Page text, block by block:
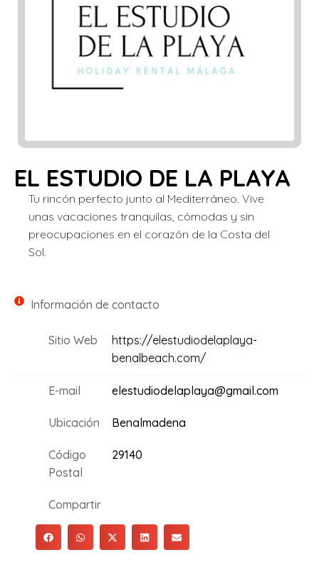
EL ESTUDIO DE LA PLAYA
Tu rincón perfecto junto al Mediterráneo. Vive
unas vacaciones tranquilas, cómodas y sin
preocupaciones en el corazón de la Costa del
Sol.
Información de contacto
Sitio Web
https://elestudiodelaplaya-
benalbeach.com/
E-mail elestudiodelaplaya@gmail.com
Ubicación Benalmadena
Código
Postal
29140
Compartir